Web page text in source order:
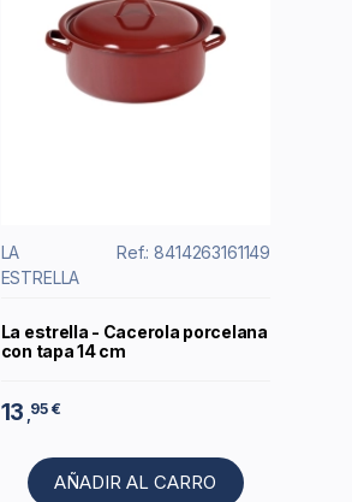
LA
ESTRELLA
Ref.: 8414263161149
La estrella - Cacerola porcelana
con tapa 14 cm
13 ,95 €
AÑADIR AL CARRO